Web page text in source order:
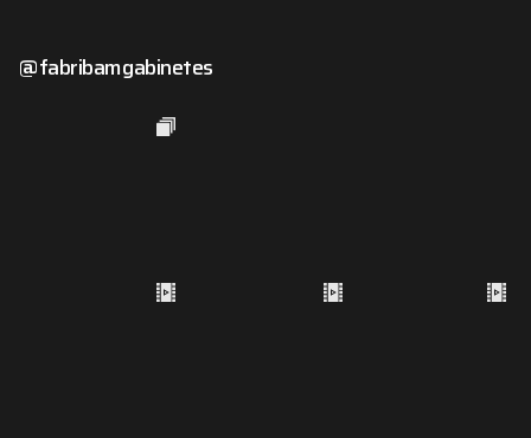
@fabribamgabinetes